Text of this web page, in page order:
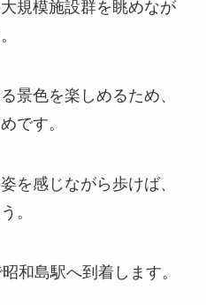
規模施設群を眺めなが
景色を楽しめるため、
です。
を感じながら歩けば、
。
和島駅へ到着します。